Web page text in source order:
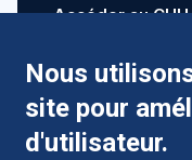
Accéder au
Comment
Nous
site pour
d'utilisateur.